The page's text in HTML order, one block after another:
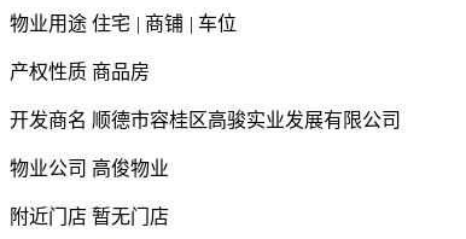
物业用途 住宅 | 商铺 | 车位
产权性质 商品房
开发商名 顺德市容桂区高骏实业发展有限公司
物业公司 高俊物业
附近门店 暂无门店